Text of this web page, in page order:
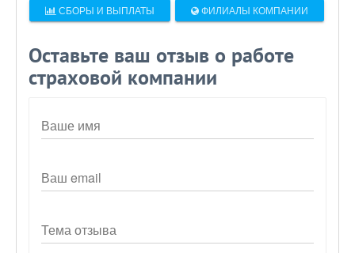
СБОРЫ И ВЫПЛАТЫ ФИЛИАЛЫ КОМПАНИИ
Оставьте ваш отзыв о работе
страховой компании
Ваше имя
Ваш email
Тема отзыва